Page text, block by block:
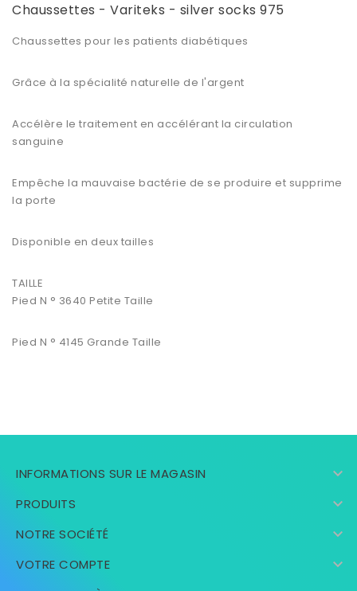
Chaussettes - Variteks - silver socks 975
Chaussettes pour les patients diabétiques
Grâce à la spécialité naturelle de l'argent
Accélère le traitement en accélérant la circulation
sanguine
Empêche la mauvaise bactérie de se produire et supprime
la porte
Disponible en deux tailles
TAILLE
Pied N ° 3640 Petite Taille
Pied N ° 4145 Grande Taille
INFORMATIONS SUR LE MAGASIN 
PRODUITS 
NOTRE SOCIÉTÉ 
VOTRE COMPTE 